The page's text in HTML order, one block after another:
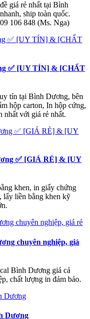
giá rẻ nhất tại Bình
ship toàn quốc.
106 848 (Ms. Nga)
✅ [UY TÍN] & [CHẤT
tín tại Bình Dương, bên
hộp carton, In hộp cứng,
nhất với giá rẻ nhất.
✅ [GIÁ RẺ] & [UY
khen, in giấy chứng
lấy liền bằng khen kỹ
chuyên nghiệp, giá
Bình Dương giá cả
chất lượng in đảm bảo.
Dương